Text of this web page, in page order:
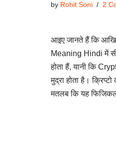
by Rohit Soni 2
आइए जानते हैं कि
Meaning Hindi में
होता हैं, यानी कि
मुद्रा होता है।
मतलब कि यह